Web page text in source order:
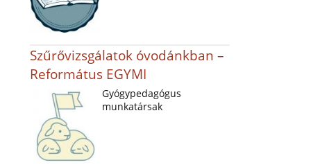
Szűrővizsgálatok óvodánkban –
Református EGYMI
Gyógypedagógus
munkatársak